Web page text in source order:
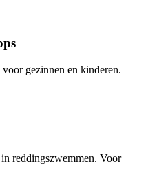
gezinnen en kinderen.
reddingszwemmen. Voor